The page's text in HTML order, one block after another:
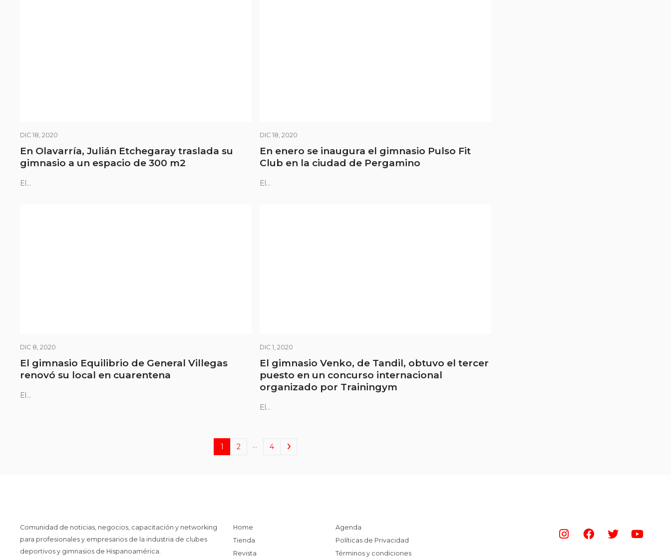
DIC 18, 2020
En Olavarría, Julián Etchegaray traslada su
gimnasio a un espacio de 300 m2
El...
DIC 18, 2020
En enero se inaugura el gimnasio Pulso Fit
Club en la ciudad de Pergamino
El...
DIC 8, 2020
El gimnasio Equilibrio de General Villegas
renovó su local en cuarentena
El...
DIC 1, 2020
El gimnasio Venko, de Tandil, obtuvo el tercer
puesto en un concurso internacional
organizado por Trainingym
El...
1 2 … 4
Comunidad de noticias, negocios, capacitación y networking
para profesionales y empresarios de la industria de clubes
deportivos y gimnasios de Hispanoamérica.
Home
Tienda
Revista
Agenda
Políticas de Privacidad
Términos y condiciones